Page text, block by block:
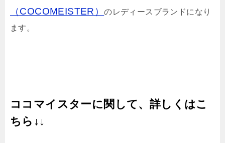
（COCOMEISTER）のレディースブランドになり
ます。
ココマイスターに関して、詳しくはこ
ちら↓↓